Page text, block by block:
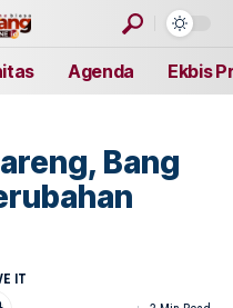
Agenda Ekbis
Bang